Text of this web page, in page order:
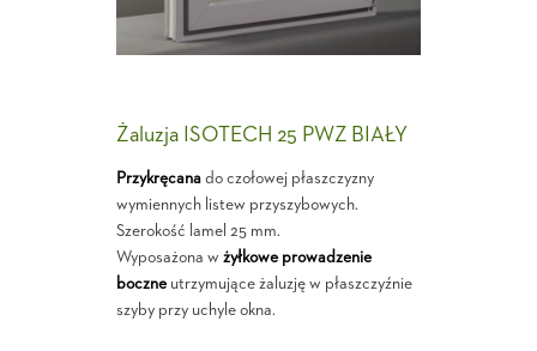
Żaluzja ISOTECH 25 PWZ BIAŁY
Przykręcanado czołowej płaszczyzny
wymiennych listew przyszybowych.
Szerokość lamel 25 mm.
Wyposażona w żyłkowe prowadzenie
boczneutrzymujące żaluzję w płaszczyźnie
szyby przy uchyle okna.